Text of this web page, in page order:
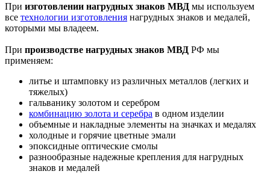
При изготовлении нагрудных знаков МВД мы используем
все технологии изготовления нагрудных знаков и медалей,
которыми мы владеем.
При производстве нагрудных знаков МВД РФ мы
применяем:
литье и штамповку из различных металлов (легких и
тяжелых)
гальванику золотом и серебром
комбинацию золота и серебра в одном изделии
объемные и накладные элементы на значках и медалях
холодные и горячие цветные эмали
эпоксидные оптические смолы
разнообразные надежные крепления для нагрудных
знаков и медалей